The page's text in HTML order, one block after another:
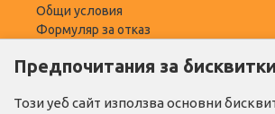
Общи условия
Формуляр за отказ
ПОТРЕБИТЕЛ
Моят профил
Предпочитания за бисквитки
Този уеб сайт използва основни